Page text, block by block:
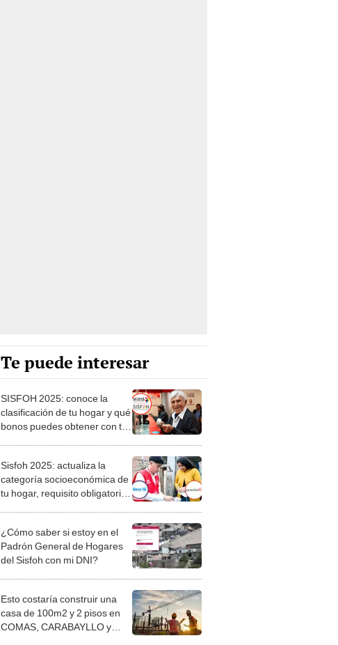
Te puede interesar
SISFOH 2025: conoce la
clasificación de tu hogar y qué
bonos puedes obtener con tu
Sisfoh 2025: actualiza la
categoría socioeconómica de
tu hogar, requisito obligatorio
¿Cómo saber si estoy en el
Padrón General de Hogares
del Sisfoh con mi DNI?
Esto costaría construir una
casa de 100m2 y 2 pisos en
COMAS, CARABAYLLO y